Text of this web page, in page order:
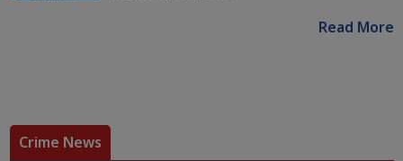
Read More
Crime News